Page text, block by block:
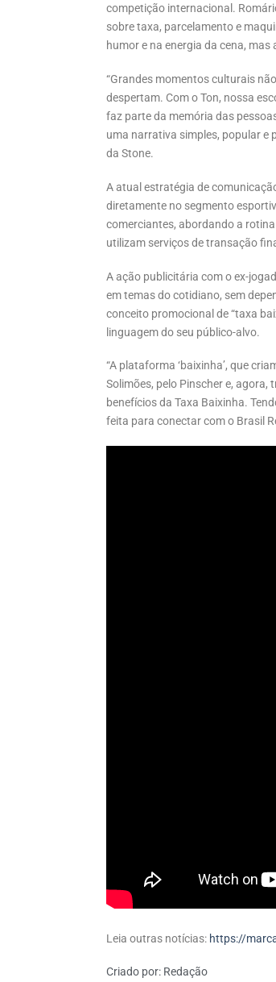
competição internacional.
sobre taxa, parcelamento e
humor e na energia da cena,
“Grandes momentos culturais
despertam. Com o Ton, nossa
faz parte da memória das
uma narrativa simples, popular e
da Stone.
A atual estratégia de
diretamente no segmento
comerciantes, abordando a
utilizam serviços de transação
A ação publicitária com o ex-
em temas do cotidiano, sem
conceito promocional de “taxa
linguagem do seu público-alvo.
“A plataforma ‘baixinha’, que
Solimões, pelo Pinscher e,
benefícios da Taxa Baixinha.
feita para conectar com o Brasil
Leia outras notícias: https://
Criado por: Redação